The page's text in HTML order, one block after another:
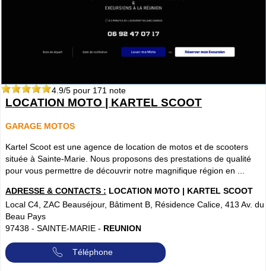
4.9/5 pour 171 note
LOCATION MOTO | KARTEL SCOOT
GARAGE MOTOS
Kartel Scoot est une agence de location de motos et de scooters
située à Sainte-Marie. Nous proposons des prestations de qualité
pour vous permettre de découvrir notre magnifique région en ...
ADRESSE & CONTACTS : LOCATION MOTO | KARTEL SCOOT
Local C4, ZAC Beauséjour, Bâtiment B, Résidence Calice, 413 Av. du
Beau Pays
97438 - SAINTE-MARIE - REUNION
Téléphone